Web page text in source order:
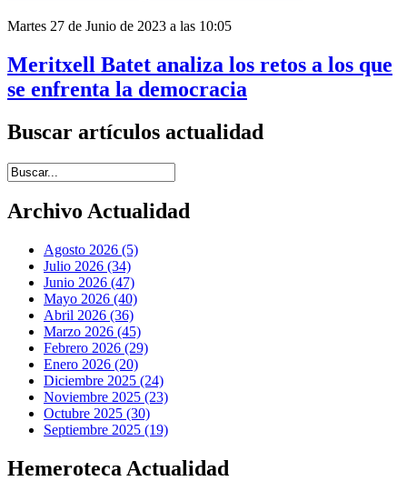
Martes 27 de Junio de 2023 a las 10:05
Meritxell Batet analiza los retos a los que
se enfrenta la democracia
Buscar artículos actualidad
Introduce términos de búsqueda
Archivo Actualidad
Agosto 2026 (5)
Julio 2026 (34)
Junio 2026 (47)
Mayo 2026 (40)
Abril 2026 (36)
Marzo 2026 (45)
Febrero 2026 (29)
Enero 2026 (20)
Diciembre 2025 (24)
Noviembre 2025 (23)
Octubre 2025 (30)
Septiembre 2025 (19)
Hemeroteca Actualidad